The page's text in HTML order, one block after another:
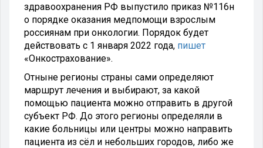
здравоохранения РФ выпустило приказ №116н
о порядке оказания медпомощи взрослым
россиянам при онкологии. Порядок будет
действовать с 1 января 2022 года, пишет
«Онкострахование».
Отныне регионы страны сами определяют
маршрут лечения и выбирают, за какой
помощью пациента можно отправить в другой
субъект РФ. До этого регионы определяли в
какие больницы или центры можно направить
пациента из сёл и небольших городов, либо же